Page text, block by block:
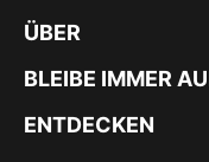
ÜBER
BLEIBE IMMER
ENTDECKEN